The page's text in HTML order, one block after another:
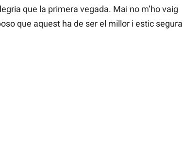
que la primera vegada. Mai no m’ho vaig
que aquest ha de ser el millor i estic segura